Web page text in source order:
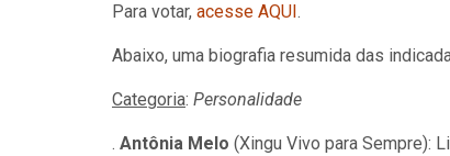
Para votar, acesse AQUI.
Abaixo, uma biografia resumida das
Categoria: Personalidade
. Antônia Melo (Xingu Vivo para Sempre):